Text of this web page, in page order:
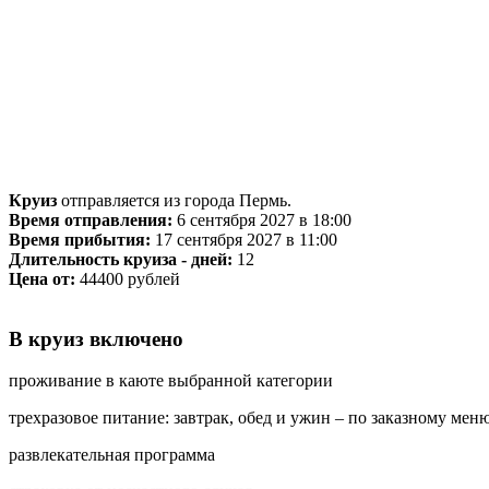
Круиз отправляется из города Пермь.
Время отправления: 6 сентября 2027 в 18:00
Время прибытия: 17 сентября 2027 в 11:00
Длительность круиза - дней: 12
Цена от: 44400 рублей
В круиз включено
проживание в каюте выбранной категории
трехразовое питание: завтрак, обед и ужин – по заказному
развлекательная программа